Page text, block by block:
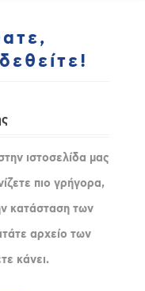
ιστοσελίδα μας
πιο γρήγορα,
κατάσταση των
αρχείο των
κάνει.